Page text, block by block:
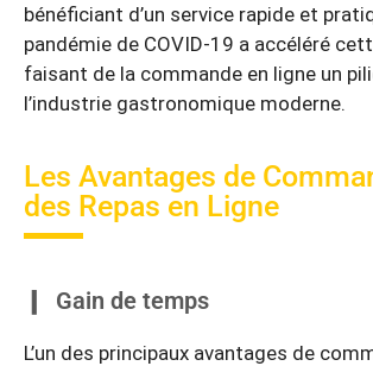
bénéficiant d’un service rapide et
pandémie de COVID-19 a accéléré
faisant de la commande en ligne un
l’industrie gastronomique moderne.
Les Avantages de
des Repas en Ligne
Gain de temps
L’un des principaux avantages de